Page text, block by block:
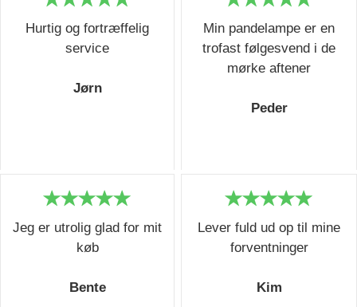
Hurtig og fortræffelig
service
Jørn
Min pandelampe er en
trofast følgesvend i de
mørke aftener
Peder
Jeg er utrolig glad for mit
køb
Bente
Lever fuld ud op til mine
forventninger
Kim